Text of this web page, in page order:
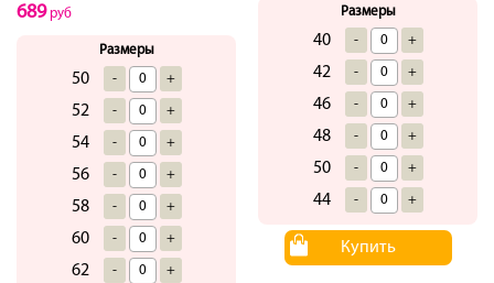
689руб
Размеры
50 - +
52 - +
54 - +
56 - +
58 - +
60 - +
62 - +
Размеры
40 - +
42 - +
46 - +
48 - +
50 - +
44 - +
Купить